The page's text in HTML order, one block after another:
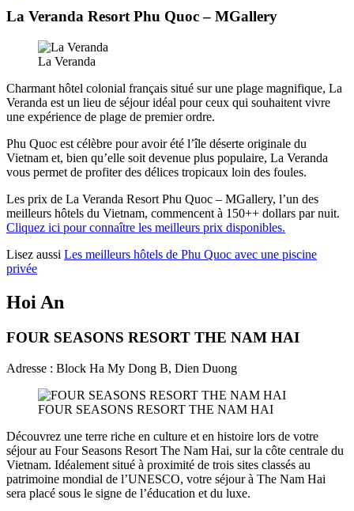
La Veranda Resort Phu Quoc – MGallery
La Veranda
Charmant hôtel colonial français situé sur une plage magnifique, La
Veranda est un lieu de séjour idéal pour ceux qui souhaitent vivre
une expérience de plage de premier ordre.
Phu Quoc est célèbre pour avoir été l’île déserte originale du
Vietnam et, bien qu’elle soit devenue plus populaire, La Veranda
vous permet de profiter des délices tropicaux loin des foules.
Les prix de La Veranda Resort Phu Quoc – MGallery, l’un des
meilleurs hôtels du Vietnam, commencent à 150++ dollars par nuit.
Cliquez ici pour connaître les meilleurs prix disponibles.
Lisez aussi Les meilleurs hôtels de Phu Quoc avec une piscine
privée
Hoi An
FOUR SEASONS RESORT THE NAM HAI
Adresse : Block Ha My Dong B, Dien Duong
FOUR SEASONS RESORT THE NAM HAI
Découvrez une terre riche en culture et en histoire lors de votre
séjour au Four Seasons Resort The Nam Hai, sur la côte centrale du
Vietnam. Idéalement situé à proximité de trois sites classés au
patrimoine mondial de l’UNESCO, votre séjour à The Nam Hai
sera placé sous le signe de l’éducation et du luxe.